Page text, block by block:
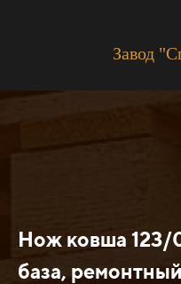
Завод
Нож ковша 123/
база, ремонтный